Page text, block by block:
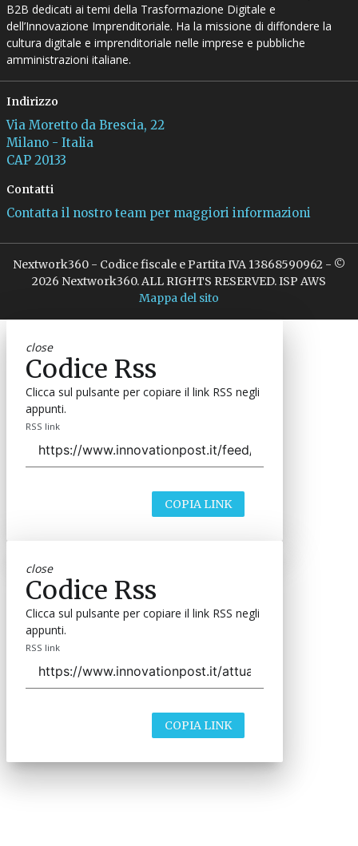
B2B dedicati ai temi della Trasformazione Digitale e
dell’Innovazione Imprenditoriale. Ha la missione di diffondere la
cultura digitale e imprenditoriale nelle imprese e pubbliche
amministrazioni italiane.
Indirizzo
Via Moretto da Brescia, 22
Milano - Italia
CAP 20133
Contatti
Contatta il nostro team per maggiori informazioni
Nextwork360 - Codice fiscale e Partita IVA 13868590962 - ©
2026 Nextwork360. ALL RIGHTS RESERVED. ISP AWS
Mappa del sito
close
Codice Rss
Clicca sul pulsante per copiare il link RSS negli
appunti.
RSS link
COPIA LINK
close
Codice Rss
Clicca sul pulsante per copiare il link RSS negli
appunti.
RSS link
COPIA LINK